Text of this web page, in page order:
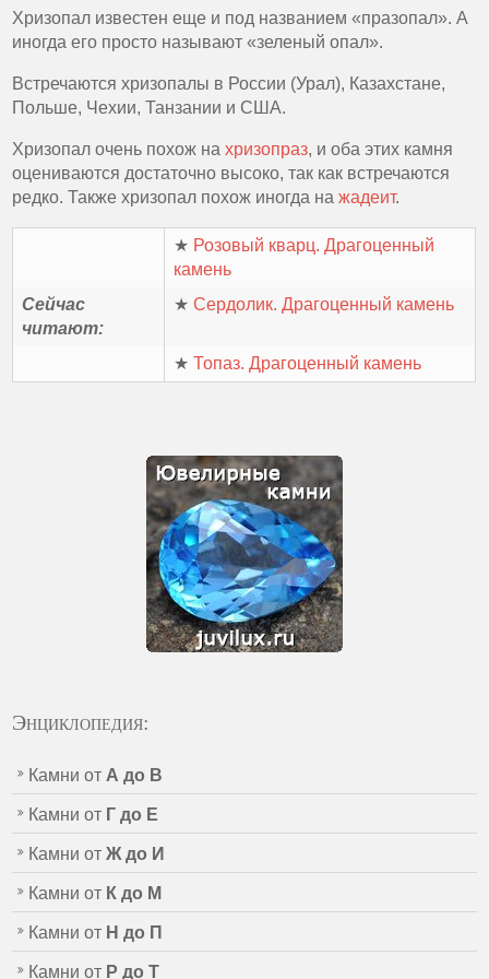
Хризопал известен еще и под названием «празопал». А
иногда его просто называют «зеленый опал».
Встречаются хризопалы в России (Урал), Казахстане,
Польше, Чехии, Танзании и США.
Хризопал очень похож нахризопраз, и оба этих камня
оцениваются достаточно высоко, так как встречаются
редко. Также хризопал похож иногда нажадеит.
★ Розовый кварц. Драгоценный
камень
Сейчас
читают:
★Сердолик. Драгоценный камень
★Топаз. Драгоценный камень
Энциклопедия:
Камни от А до В
Камни от Г до Е
Камни отЖ до И
Камни от К до М
Камни от Н до П
Камни от Р до Т